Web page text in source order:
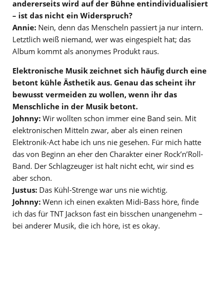
andererseits wird auf der Bühne entindividualisiert
– ist das nicht ein Widerspruch?
Annie: Nein, denn das Menscheln passiert ja nur intern.
Letztlich weiß niemand, wer was eingespielt hat; das
Album kommt als anonymes Produkt raus.
Elektronische Musik zeichnet sich häufig durch eine
betont kühle Ästhetik aus. Genau das scheint ihr
bewusst vermeiden zu wollen, wenn ihr das
Menschliche in der Musik betont.
Johnny: Wir wollten schon immer eine Band sein. Mit
elektronischen Mitteln zwar, aber als einen reinen
Elektronik-Act habe ich uns nie gesehen. Für mich hatte
das von Beginn an eher den Charakter einer Rock’n’Roll-
Band. Der Schlagzeuger ist halt nicht echt, wir sind es
aber schon.
Justus: Das Kühl-Strenge war uns nie wichtig.
Johnny: Wenn ich einen exakten Midi-Bass höre, finde
ich das für TNT Jackson fast ein bisschen unangenehm –
bei anderer Musik, die ich höre, ist es okay.